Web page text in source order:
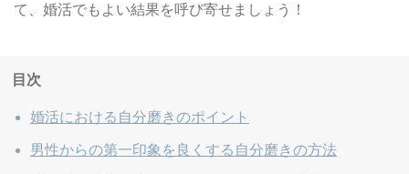
て、婚活でもよい結果を呼び寄せましょう！
目次
婚活における自分磨きのポイント
男性からの第一印象を良くする自分磨きの方法